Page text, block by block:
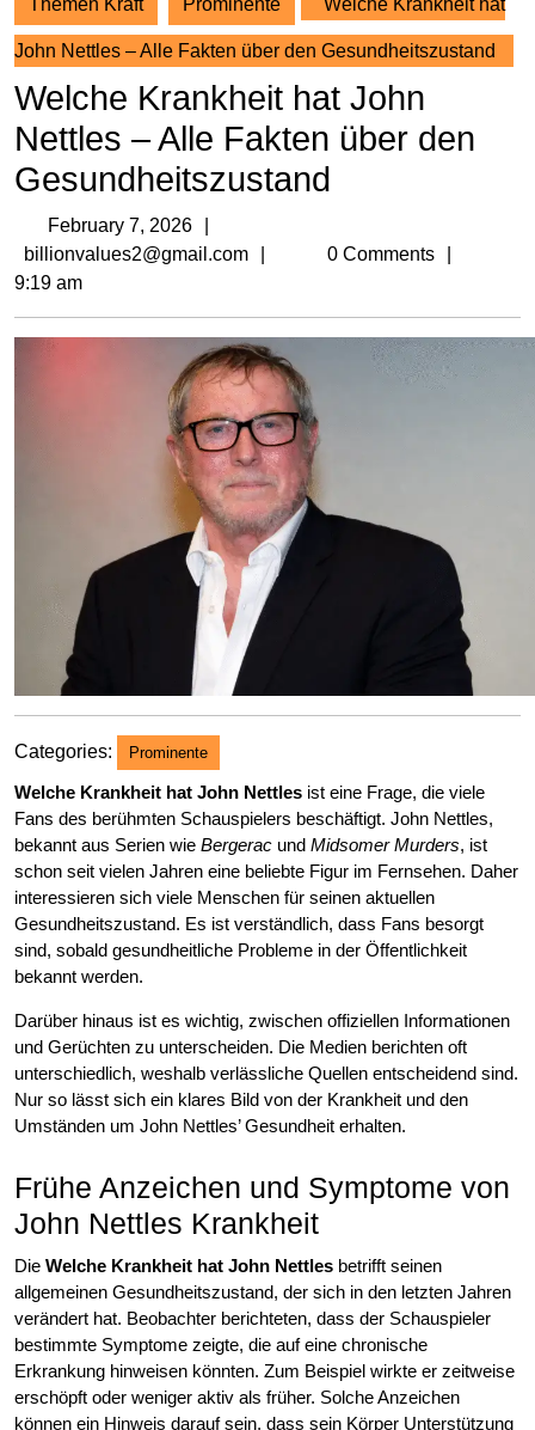
Themen Kraft Prominente Welche Krankheit hat
John Nettles – Alle Fakten über den Gesundheitszustand
Welche Krankheit hat John
Nettles – Alle Fakten über den
Gesundheitszustand
February 7, 2026
7,
billionvalues2@gmail.com billionvalues2@gmail.com
0 Comments
9:19 am
Categories: Prominente
Welche Krankheit hat John Nettles ist eine Frage, die viele
Fans des berühmten Schauspielers beschäftigt. John Nettles,
bekannt aus Serien wie Bergerac und Midsomer Murders, ist
schon seit vielen Jahren eine beliebte Figur im Fernsehen. Daher
interessieren sich viele Menschen für seinen aktuellen
Gesundheitszustand. Es ist verständlich, dass Fans besorgt
sind, sobald gesundheitliche Probleme in der Öffentlichkeit
bekannt werden.
Darüber hinaus ist es wichtig, zwischen offiziellen Informationen
und Gerüchten zu unterscheiden. Die Medien berichten oft
unterschiedlich, weshalb verlässliche Quellen entscheidend sind.
Nur so lässt sich ein klares Bild von der Krankheit und den
Umständen um John Nettles’ Gesundheit erhalten.
Frühe Anzeichen und Symptome von
John Nettles Krankheit
Die Welche Krankheit hat John Nettles betrifft seinen
allgemeinen Gesundheitszustand, der sich in den letzten Jahren
verändert hat. Beobachter berichteten, dass der Schauspieler
bestimmte Symptome zeigte, die auf eine chronische
Erkrankung hinweisen könnten. Zum Beispiel wirkte er zeitweise
erschöpft oder weniger aktiv als früher. Solche Anzeichen
können ein Hinweis darauf sein, dass sein Körper Unterstützung